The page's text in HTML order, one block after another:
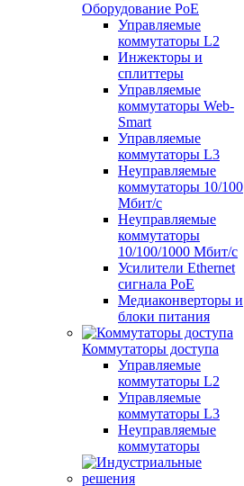
Оборудование PoE
Управляемые
коммутаторы L2
Инжекторы и
сплиттеры
Управляемые
коммутаторы Web-
Smart
Управляемые
коммутаторы L3
Неуправляемые
коммутаторы 10/100
Мбит/с
Неуправляемые
коммутаторы
10/100/1000 Мбит/с
Усилители Ethernet
сигнала PoE
Медиаконверторы и
блоки питания
Коммутаторы доступа
Управляемые
коммутаторы L2
Управляемые
коммутаторы L3
Неуправляемые
коммутаторы